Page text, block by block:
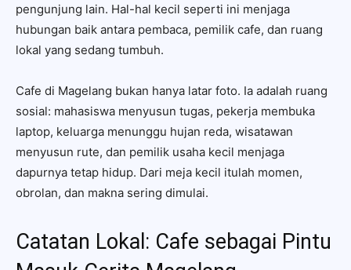
pengunjung lain. Hal-hal kecil seperti ini menjaga
hubungan baik antara pembaca, pemilik cafe, dan ruang
lokal yang sedang tumbuh.
Cafe di Magelang bukan hanya latar foto. Ia adalah ruang
sosial: mahasiswa menyusun tugas, pekerja membuka
laptop, keluarga menunggu hujan reda, wisatawan
menyusun rute, dan pemilik usaha kecil menjaga
dapurnya tetap hidup. Dari meja kecil itulah momen,
obrolan, dan makna sering dimulai.
Catatan Lokal: Cafe sebagai Pintu